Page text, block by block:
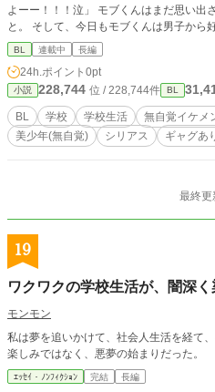
よーー！！！泣」 モブくんはまだ思い出さない、この世界がBLゲー厶の世界だ
と。 そして、今日もモブくんは男子から
BL 連載中 長編
24h.ポイント 0pt
小説 228,744 位 / 228,744件 BL
BL 学校 学校生活 無自覚イケメ
美少年(無自覚)
シリアス ギャグあ
最終更
19
ワクワクの学校生活が、闇深く
モンモン
私は夢を追いかけて、社会人生活を経て
楽しみではなく、悪夢の始まりだった。
ｴｯｾｲ・ﾉﾝﾌｨｸｼｮﾝ 完結 長編